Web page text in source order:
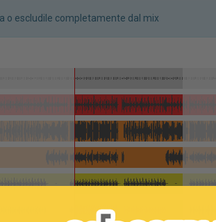
o escludile completamente dal mix